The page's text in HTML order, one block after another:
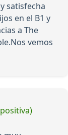
satisfecha
en el B1 y
a The
vemos